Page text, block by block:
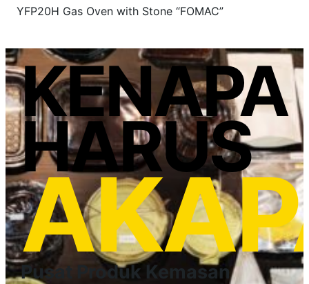
YFP20H Gas Oven with Stone “FOMAC”
KENAPA
HARUS
Pusat Produk Kemasan